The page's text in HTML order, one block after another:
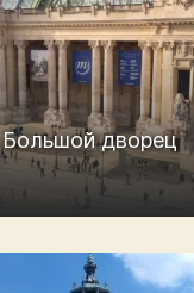
Большой дворец